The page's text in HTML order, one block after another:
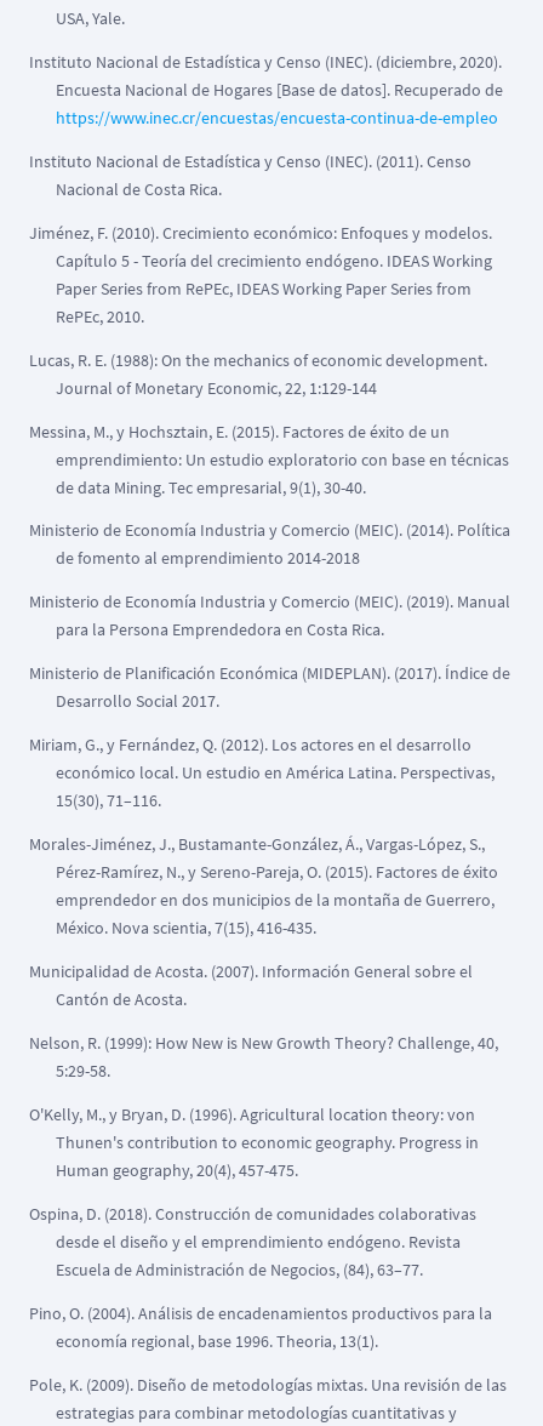
USA, Yale.
Instituto Nacional de Estadística y Censo (INEC). (diciembre, 2020).
Encuesta Nacional de Hogares [Base de datos]. Recuperado de
https://www.inec.cr/encuestas/encuesta-continua-de-empleo
Instituto Nacional de Estadística y Censo (INEC). (2011). Censo
Nacional de Costa Rica.
Jiménez, F. (2010). Crecimiento económico: Enfoques y modelos.
Capítulo 5 - Teoría del crecimiento endógeno. IDEAS Working
Paper Series from RePEc, IDEAS Working Paper Series from
RePEc, 2010.
Lucas, R. E. (1988): On the mechanics of economic development.
Journal of Monetary Economic, 22, 1:129-144
Messina, M., y Hochsztain, E. (2015). Factores de éxito de un
emprendimiento: Un estudio exploratorio con base en técnicas
de data Mining. Tec empresarial, 9(1), 30-40.
Ministerio de Economía Industria y Comercio (MEIC). (2014). Política
de fomento al emprendimiento 2014-2018
Ministerio de Economía Industria y Comercio (MEIC). (2019). Manual
para la Persona Emprendedora en Costa Rica.
Ministerio de Planificación Económica (MIDEPLAN). (2017). Índice de
Desarrollo Social 2017.
Miriam, G., y Fernández, Q. (2012). Los actores en el desarrollo
económico local. Un estudio en América Latina. Perspectivas,
15(30), 71–116.
Morales-Jiménez, J., Bustamante-González, Á., Vargas-López, S.,
Pérez-Ramírez, N., y Sereno-Pareja, O. (2015). Factores de éxito
emprendedor en dos municipios de la montaña de Guerrero,
México. Nova scientia, 7(15), 416-435.
Municipalidad de Acosta. (2007). Información General sobre el
Cantón de Acosta.
Nelson, R. (1999): How New is New Growth Theory? Challenge, 40,
5:29-58.
O'Kelly, M., y Bryan, D. (1996). Agricultural location theory: von
Thunen's contribution to economic geography. Progress in
Human geography, 20(4), 457-475.
Ospina, D. (2018). Construcción de comunidades colaborativas
desde el diseño y el emprendimiento endógeno. Revista
Escuela de Administración de Negocios, (84), 63–77.
Pino, O. (2004). Análisis de encadenamientos productivos para la
economía regional, base 1996. Theoria, 13(1).
Pole, K. (2009). Diseño de metodologías mixtas. Una revisión de las
estrategias para combinar metodologías cuantitativas y